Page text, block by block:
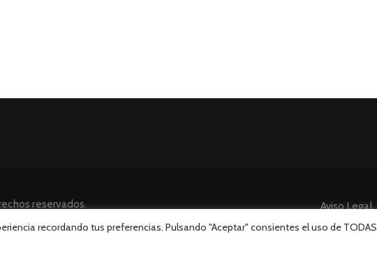
reservados.
Aviso Legal
recordando tus preferencias. Pulsando "Aceptar" consientes el uso de TODAS